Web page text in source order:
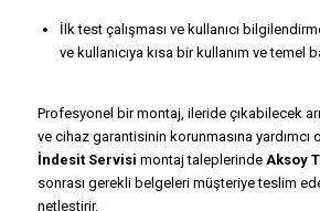
İlk test çalışması ve kullanıcı
ve kullanıcıya kısa bir kullanım ve temel
Profesyonel bir montaj, ileride çıkabilecek
ve cihaz garantisinin korunmasına yardımcı
İndesit Servisi montaj taleplerinde Aksoy
sonrası gerekli belgeleri müşteriye teslim
netleştirir.